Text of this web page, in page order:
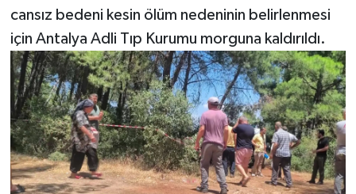
cansız bedeni kesin ölüm nedeninin belirlenmesi
için Antalya Adli Tıp Kurumu morguna kaldırıldı.